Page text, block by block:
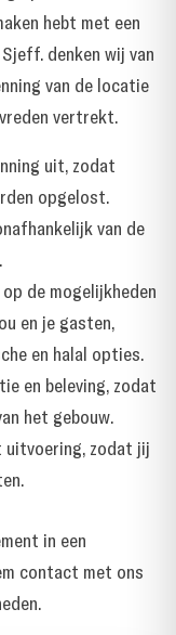
hebt met een
denken wij van
van de locatie
vertrekt.
uit, zodat
opgelost.
van de
de mogelijkheden
en je gasten,
en halal opties.
en beleving, zodat
het gebouw.
uitvoering, zodat jij
in een
contact met ons